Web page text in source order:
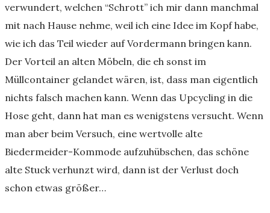
verwundert, welchen “Schrott” ich mir dann manchmal
mit nach Hause nehme, weil ich eine Idee im Kopf habe,
wie ich das Teil wieder auf Vordermann bringen kann.
Der Vorteil an alten Möbeln, die eh sonst im
Müllcontainer gelandet wären, ist, dass man eigentlich
nichts falsch machen kann. Wenn das Upcycling in die
Hose geht, dann hat man es wenigstens versucht. Wenn
man aber beim Versuch, eine wertvolle alte
Biedermeider-Kommode aufzuhübschen, das schöne
alte Stuck verhunzt wird, dann ist der Verlust doch
schon etwas größer…